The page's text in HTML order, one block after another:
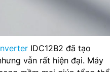
IDC12B2 đã tạo
vẫn rất hiện đại. Máy